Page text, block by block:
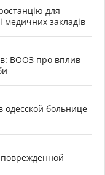
для
медичних закладів
ВООЗ про вплив
одесской больнице